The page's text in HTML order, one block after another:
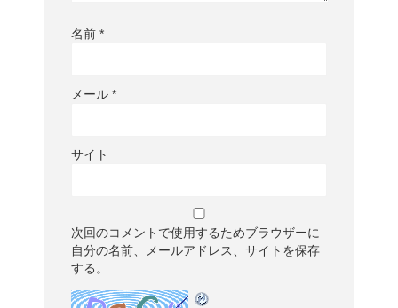
名前 *
メール *
サイト
次回のコメントで使用するためブラウザーに
自分の名前、メールアドレス、サイトを保存
する。